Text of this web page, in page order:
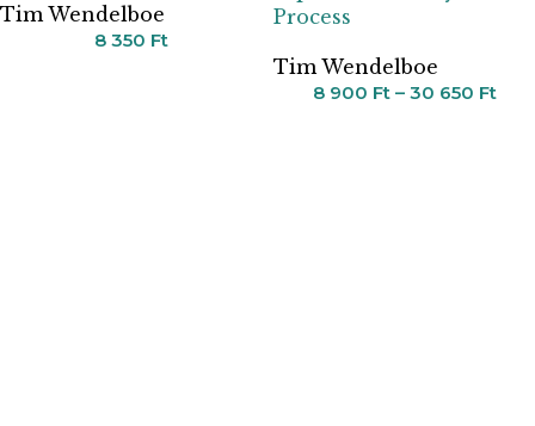
Tim Wendelboe
8 350 Ft
Process
Tim Wendelboe
8 900 Ft – 30 650 Ft